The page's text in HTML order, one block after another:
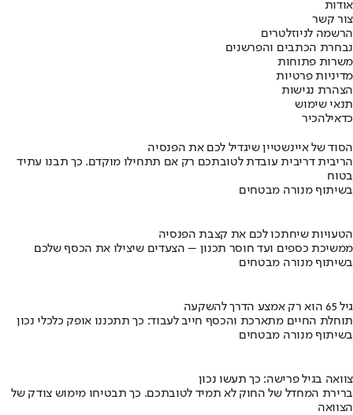
אודות
צור קשר
הרשמה לניוזלטרים
נבחרת הכתבים והפרשנים
משרות פתוחות
מדיניות פרטיות
הצהרת נגישות
תנאי שימוש
כדאילהכיר
הסוד של איינשטיין שיגדיל לכם את הפנסיה
הריבית דריבית עובדת לטובתכם רק אם תתחילו מוקדם. כך תבנו עתיד
בטוח
בשיתוף מנורה מבטחים
הטעויות שיחתכו לכם את קצבת הפנסיה
ממשיכת כספים ועד חוסר תכנון – הצעדים שיצילו את הכסף שלכם
בשיתוף מנורה מבטחים
גיל 65 הוא רק אמצע הדרך להשקעה
תוחלת החיים מתארכת והכסף חייב לעבוד: כך תתכננו אופק כלכלי נכון
בשיתוף מנורה מבטחים
צוואה בגיל פרישה: כך תעשו נכון
ברירת המחדל של החוק לא תמיד לטובתכם. כך תבטיחו מימוש צודק של
הצוואה